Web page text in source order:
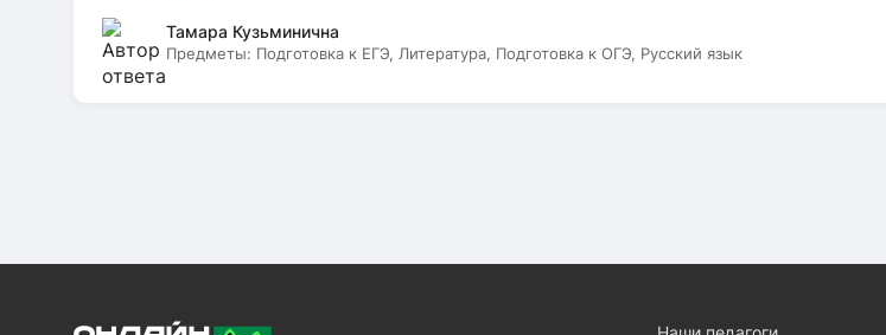
Тамара Кузьминична
Предметы: Подготовка к ЕГЭ, Литература, Подготовка к ОГЭ, Русский язык